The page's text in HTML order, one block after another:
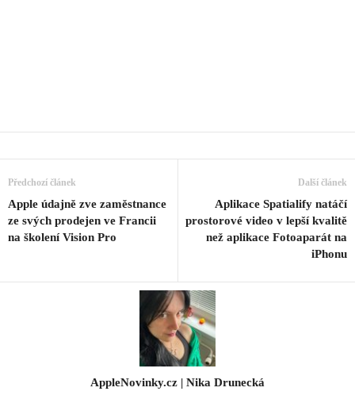
Předchozí článek
Apple údajně zve zaměstnance
ze svých prodejen ve Francii
na školení Vision Pro
Další článek
Aplikace Spatialify natáčí
prostorové video v lepší kvalitě
než aplikace Fotoaparát na
iPhonu
AppleNovinky.cz | Nika Drunecká